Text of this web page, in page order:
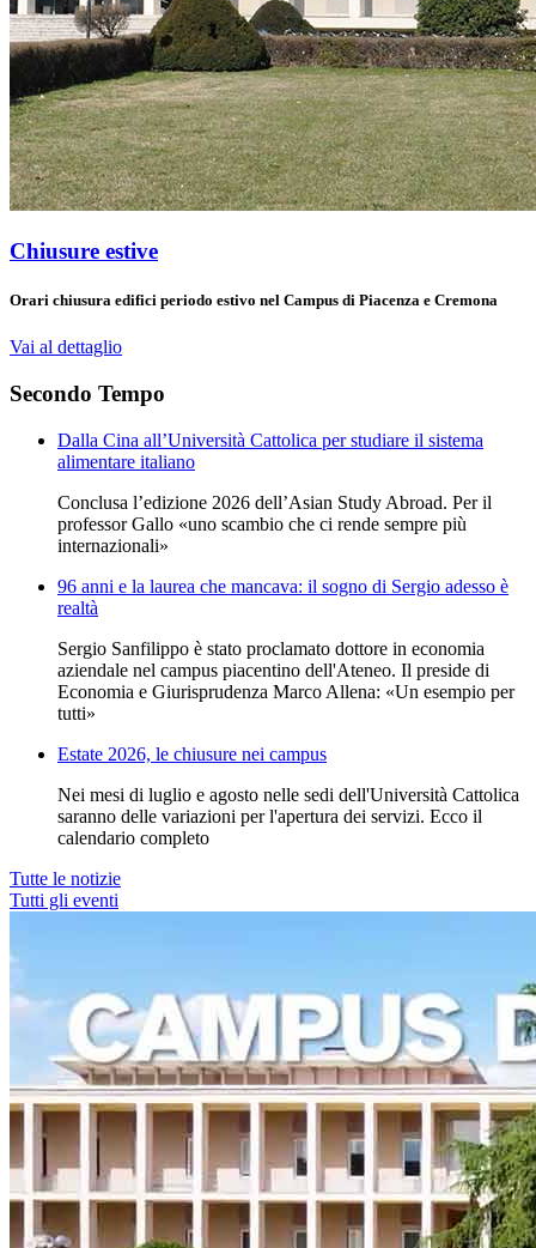
Chiusure estive
Orari chiusura edifici periodo estivo nel Campus di Piacenza e Cremona
Vai al dettaglio
Secondo Tempo
Dalla Cina all’Università Cattolica per studiare il sistema
alimentare italiano
Conclusa l’edizione 2026 dell’Asian Study Abroad. Per il
professor Gallo «uno scambio che ci rende sempre più
internazionali»
96 anni e la laurea che mancava: il sogno di Sergio adesso è
realtà
Sergio Sanfilippo è stato proclamato dottore in economia
aziendale nel campus piacentino dell'Ateneo. Il preside di
Economia e Giurisprudenza Marco Allena: «Un esempio per
tutti»
Estate 2026, le chiusure nei campus
Nei mesi di luglio e agosto nelle sedi dell'Università Cattolica
saranno delle variazioni per l'apertura dei servizi. Ecco il
calendario completo
Tutte le notizie
Tutti gli eventi